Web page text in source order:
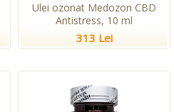
Ulei ozonat Medozon CBD
Antistress, 10 ml
313 Lei